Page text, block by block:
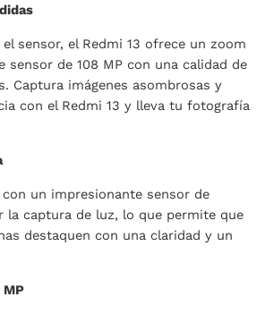
sensor, el Redmi 13 ofrece un zoom
sensor de 108 MP con una calidad de
Captura imágenes asombrosas y
con el Redmi 13 y lleva tu fotografía
con un impresionante sensor de
la captura de luz, lo que permite que
destaquen con una claridad y un
MP